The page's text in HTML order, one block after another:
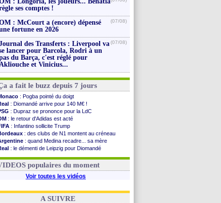
ses comptes !
: McCourt a (encore) dépensé
fortune en 2026
(07/08)
des Transferts : Liverpool va
lancer pour Barcola, Rodri à un
du Barça, c'est réglé pour
et Vinicius...
(07/08)
a fait le buzz depuis 7 jours
: Pogba pointé du doigt
: Diomandé arrive pour 140 M€ !
: Dupraz se prononce pour la LdC
: le retour d'Adidas est acté
: Infantino sollicite Trump
: des clubs de N1 montent au créneau
: quand Medina recadre... sa mère
: le démenti de Leipzig pour Diomandé
: Paixão attire un 2e club anglais
populaires du moment
Voir toutes les vidéos
A SUIVRE